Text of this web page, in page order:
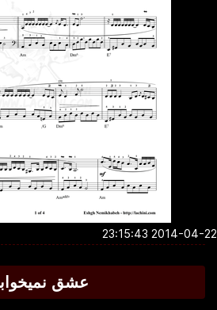
2014-04-22
عشق نمیخوابه